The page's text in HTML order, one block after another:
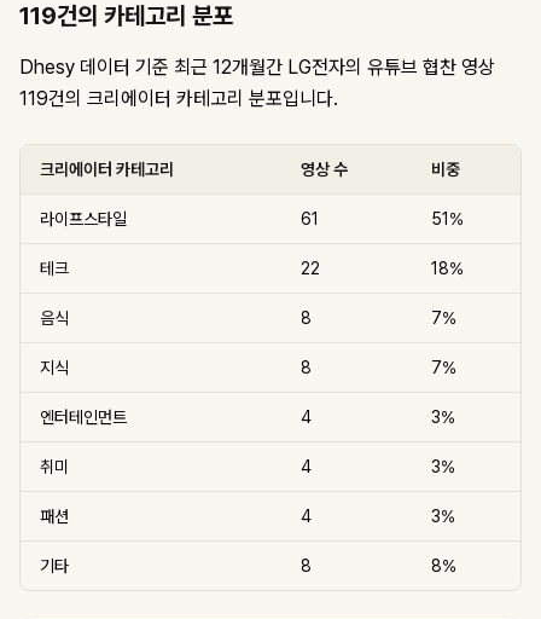
119건의 카테고리 분포
Dhesy 데이터 기준 최근 12개월간 LG전자의 유튜브 협찬 영상
119건의 크리에이터 카테고리 분포입니다.
크리에이터 카테고리 영상 수 비중
라이프스타일 61 51%
테크 22 18%
음식 8 7%
지식 8 7%
엔터테인먼트 4 3%
취미 4 3%
패션 4 3%
기타 8 8%